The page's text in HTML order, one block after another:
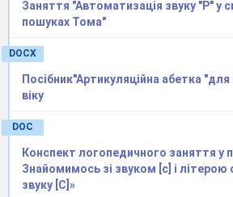
* Спеціальна загальноосвітня
навчання «Надія»,
«СОНЯЧНЕ КОЛО»,
* Благодійна організація
* Громадська організація «Школа
* Центр соціально-психологічної
молоді з функціональними обмеженнями
*Реабілітаційний центр «Родина» для
мають функціональні обмеження.
Заняття "Автоматизація звуку "Р" у
пошуках Тома"
DOCX
Посібник"Артикуляційна абетка
віку
DOC
Конспект логопедичного заняття у
Знайомимось зі звуком [c] і літерою
звуку [C]»